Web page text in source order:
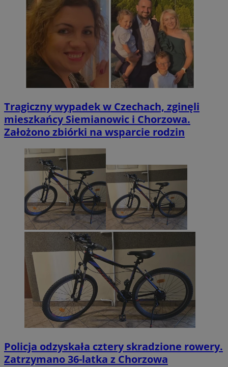
Tragiczny wypadek w Czechach, zginęli
mieszkańcy Siemianowic i Chorzowa.
Założono zbiórki na wsparcie rodzin
Policja odzyskała cztery skradzione rowery.
Zatrzymano 36-latka z Chorzowa